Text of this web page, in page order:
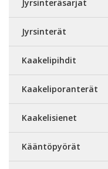
Jyrsinteräsarjat
Jyrsinterät
Kaakelipihdit
Kaakeliporanterät
Kaakelisienet
Kääntöpyörät